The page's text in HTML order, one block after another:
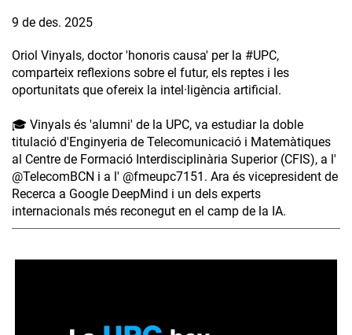
9 de des. 2025
Oriol Vinyals, doctor 'honoris causa' per la #UPC,
comparteix reflexions sobre el futur, els reptes i les
oportunitats que ofereix la intel·ligència artificial.
🎓 Vinyals és 'alumni' de la UPC, va estudiar la doble
titulació d'Enginyeria de Telecomunicació i Matemàtiques
al Centre de Formació Interdisciplinària Superior (CFIS), a l'
‪@TelecomBCN‬ i a l' ‪@fmeupc7151‬. Ara és vicepresident de
Recerca a Google DeepMind i un dels experts
internacionals més reconegut en el camp de la IA.